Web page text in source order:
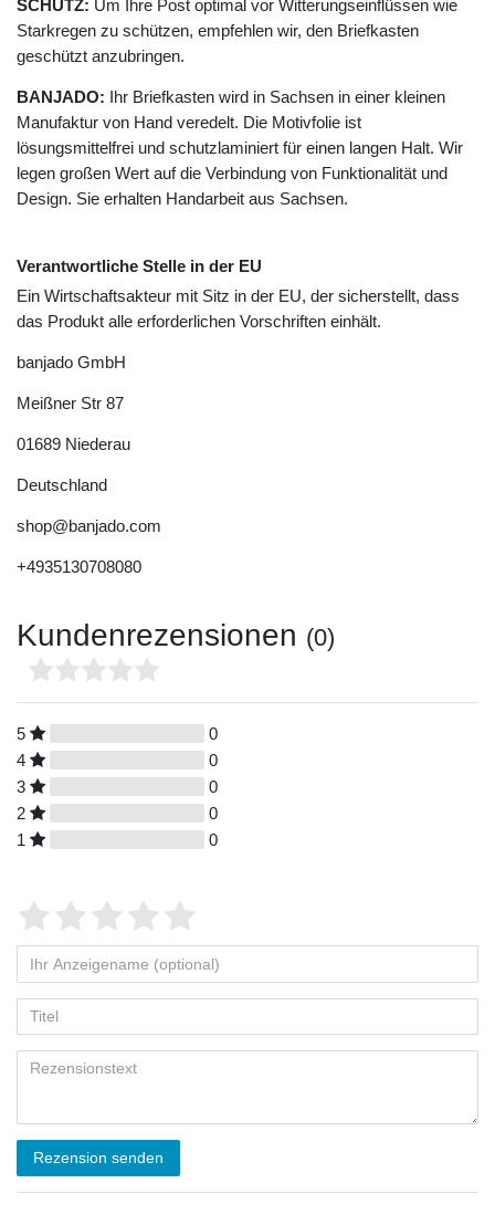
SCHUTZ: Um Ihre Post optimal vor Witterungseinflüssen wie
Starkregen zu schützen, empfehlen wir, den Briefkasten
geschützt anzubringen.
BANJADO: Ihr Briefkasten wird in Sachsen in einer kleinen
Manufaktur von Hand veredelt. Die Motivfolie ist
lösungsmittelfrei und schutzlaminiert für einen langen Halt. Wir
legen großen Wert auf die Verbindung von Funktionalität und
Design. Sie erhalten Handarbeit aus Sachsen.
Verantwortliche Stelle in der EU
Ein Wirtschaftsakteur mit Sitz in der EU, der sicherstellt, dass
das Produkt alle erforderlichen Vorschriften einhält.
banjado GmbH
Meißner Str 87
01689 Niederau
Deutschland
shop@banjado.com
+4935130708080
Kundenrezensionen (0)
5
0
4
0
3
0
2
0
1
0
Rezension senden